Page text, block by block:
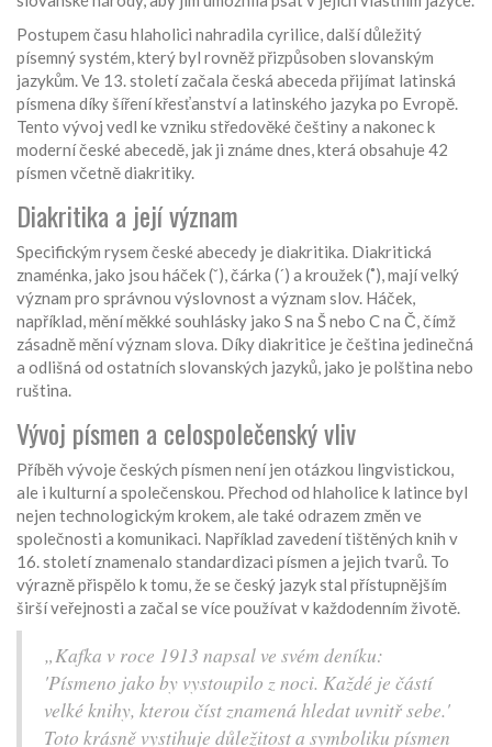
Postupem času hlaholici nahradila cyrilice, další důležitý
písemný systém, který byl rovněž přizpůsoben slovanským
jazykům. Ve 13. století začala česká abeceda přijímat latinská
písmena díky šíření křesťanství a latinského jazyka po Evropě.
Tento vývoj vedl ke vzniku středověké češtiny a nakonec k
moderní české abecedě, jak ji známe dnes, která obsahuje 42
písmen včetně diakritiky.
Diakritika a její význam
Specifickým rysem české abecedy je diakritika. Diakritická
znaménka, jako jsou háček (ˇ), čárka (´) a kroužek (˚), mají velký
význam pro správnou výslovnost a význam slov. Háček,
například, mění měkké souhlásky jako S na Š nebo C na Č, čímž
zásadně mění význam slova. Díky diakritice je čeština jedinečná
a odlišná od ostatních slovanských jazyků, jako je polština nebo
ruština.
Vývoj písmen a celospolečenský vliv
Příběh vývoje českých písmen není jen otázkou lingvistickou,
ale i kulturní a společenskou. Přechod od hlaholice k latince byl
nejen technologickým krokem, ale také odrazem změn ve
společnosti a komunikaci. Například zavedení tištěných knih v
16. století znamenalo standardizaci písmen a jejich tvarů. To
výrazně přispělo k tomu, že se český jazyk stal přístupnějším
širší veřejnosti a začal se více používat v každodenním životě.
„Kafka v roce 1913 napsal ve svém deníku:
'Písmeno jako by vystoupilo z noci. Každé je částí
velké knihy, kterou číst znamená hledat uvnitř sebe.'
Toto krásně vystihuje důležitost a symboliku písmen